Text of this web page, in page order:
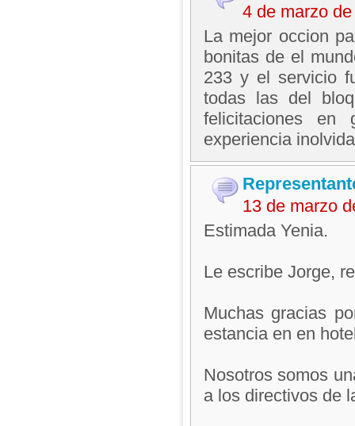
4 de marzo
La mejor occion
bonitas de el
233 y el servicio
todas las del
felicitaciones
experiencia
13 de marzo
Estimada Yenia.
Le escribe Jorge,
Muchas gracias
estancia en en
Nosotros somos
a los directivos de